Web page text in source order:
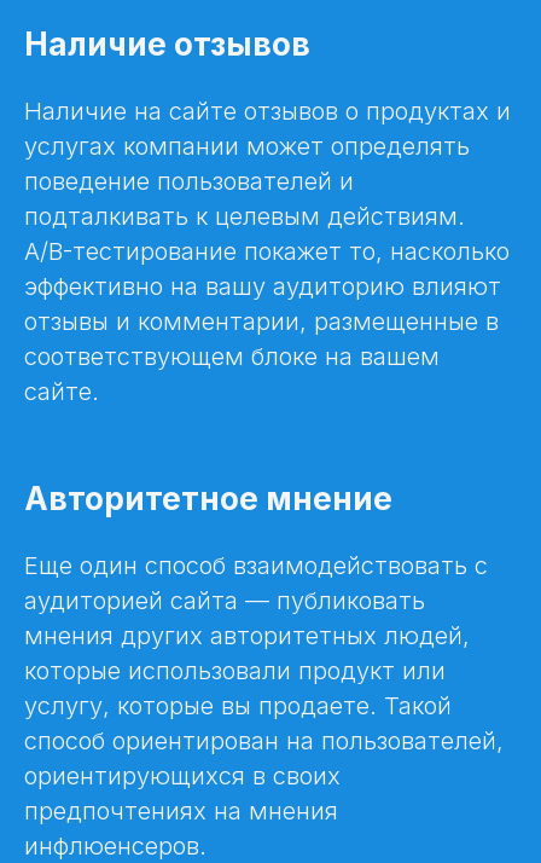
Наличие отзывов
Наличие на сайте отзывов о продуктах и
услугах компании может определять
поведение пользователей и
подталкивать к целевым действиям.
A/B-тестирование покажет то, насколько
эффективно на вашу аудиторию влияют
отзывы и комментарии, размещенные в
соответствующем блоке на вашем
сайте.
Авторитетное мнение
Еще один способ взаимодействовать с
аудиторией сайта — публиковать
мнения других авторитетных людей,
которые использовали продукт или
услугу, которые вы продаете. Такой
способ ориентирован на пользователей,
ориентирующихся в своих
предпочтениях на мнения
инфлюенсеров.